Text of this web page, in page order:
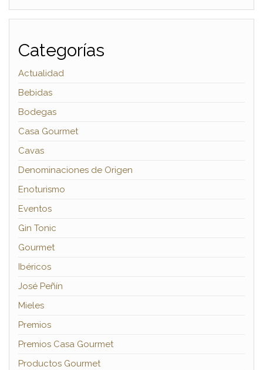
Categorías
Actualidad
Bebidas
Bodegas
Casa Gourmet
Cavas
Denominaciones de Origen
Enoturismo
Eventos
Gin Tonic
Gourmet
Ibéricos
José Peñín
Mieles
Premios
Premios Casa Gourmet
Productos Gourmet